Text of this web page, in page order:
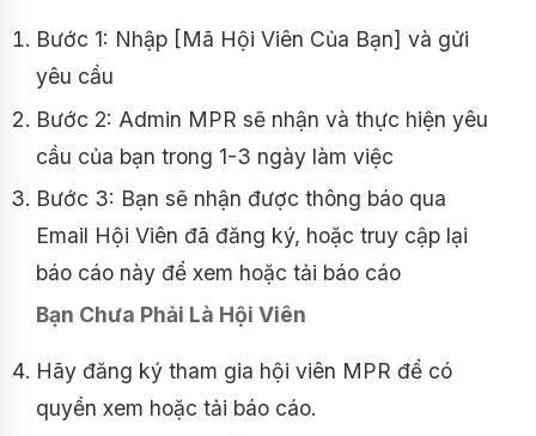
Bước 1: Nhập [Mã Hội Viên Của Bạn] và gửi
yêu cầu
Bước 2: Admin MPR sẽ nhận và thực hiện yêu
cầu của bạn trong 1-3 ngày làm việc
Bước 3: Bạn sẽ nhận được thông báo qua
Email Hội Viên đã đăng ký, hoặc truy cập lại
báo cáo này để xem hoặc tải báo cáo
Bạn Chưa Phải Là Hội Viên
Hãy đăng ký tham gia hội viên MPR để có
quyền xem hoặc tải báo cáo.